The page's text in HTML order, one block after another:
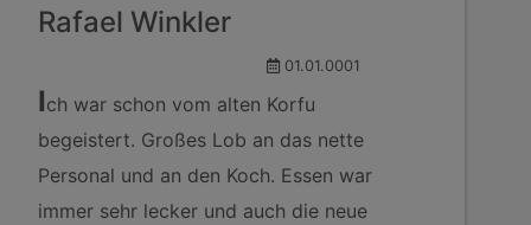
Rafael Winkler
01.01.0001
Ich war schon vom alten Korfu
begeistert. Großes Lob an das nette
Personal und an den Koch. Essen war
immer sehr lecker und auch die neue